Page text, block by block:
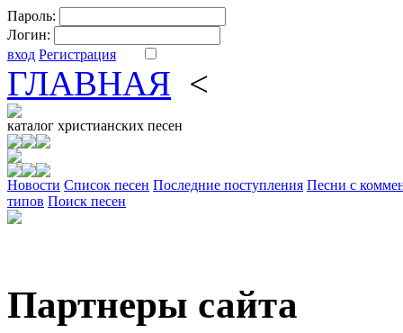
Пароль:
Логин:
вход Регистрация
ГЛАВНАЯ <
каталог христианских песен
Новости Cписок песен Последние поступления Песни с
типов Поиск песен
Партнеры сайта